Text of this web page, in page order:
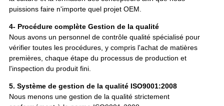
puissions faire n'importe quel projet OEM.
4- Procédure complète Gestion de la qualité
Nous avons un personnel de contrôle qualité spécialisé pour
vérifier toutes les procédures, y compris l'achat de matières
premières, chaque étape du processus de production et
l'inspection du produit fini.
5. Système de gestion de la qualité ISO9001:2008
Nous menons une gestion de la qualité strictement